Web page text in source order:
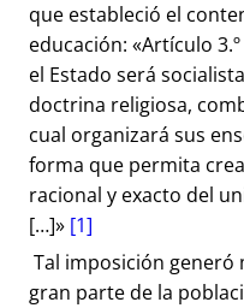
que estableció el
educación: «Artículo
el Estado será
doctrina religiosa,
cual organizará sus
forma que permita
racional y exacto del
[…]» [1]
Tal imposición
gran parte de la